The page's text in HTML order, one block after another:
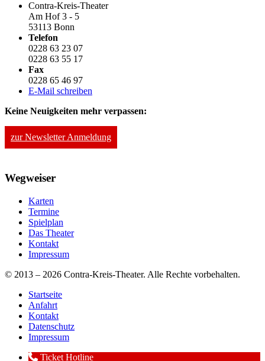
Contra-Kreis-Theater
Am Hof 3 - 5
53113 Bonn
Telefon
0228 63 23 07
0228 63 55 17
Fax
0228 65 46 97
E-Mail schreiben
Keine Neuigkeiten mehr verpassen:
zur Newsletter Anmeldung
Wegweiser
Karten
Termine
Spielplan
Das Theater
Kontakt
Impressum
© 2013 – 2026 Contra-Kreis-Theater. Alle Rechte vorbehalten.
Startseite
Anfahrt
Kontakt
Datenschutz
Impressum
Ticket Hotline